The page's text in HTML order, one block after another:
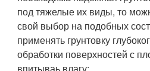
под тяжелые их виды, то
свой выбор на подобных
применять грунтовку
обработки поверхностей с